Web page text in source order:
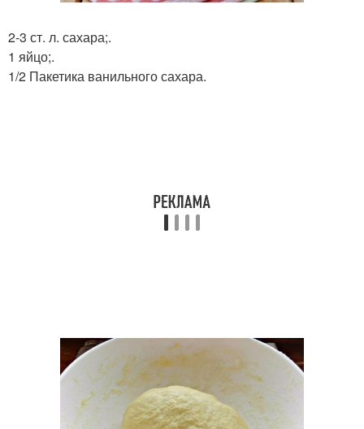
2-3 ст. л. сахара;.
1 яйцо;.
1/2 Пакетика ванильного сахара.